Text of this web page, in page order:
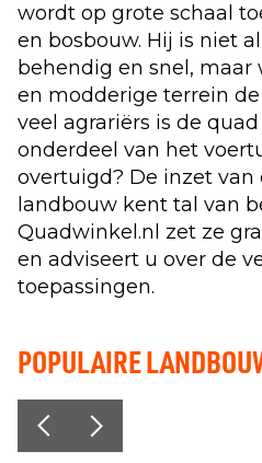
wordt op grote schaal
en bosbouw. Hij is niet
behendig en snel,
en modderige terrein
veel agrariërs is de
onderdeel van het
overtuigd? De inzet van
landbouw kent tal van
Quadwinkel.nl zet ze
en adviseert u over de
toepassingen.
POPULAIRE